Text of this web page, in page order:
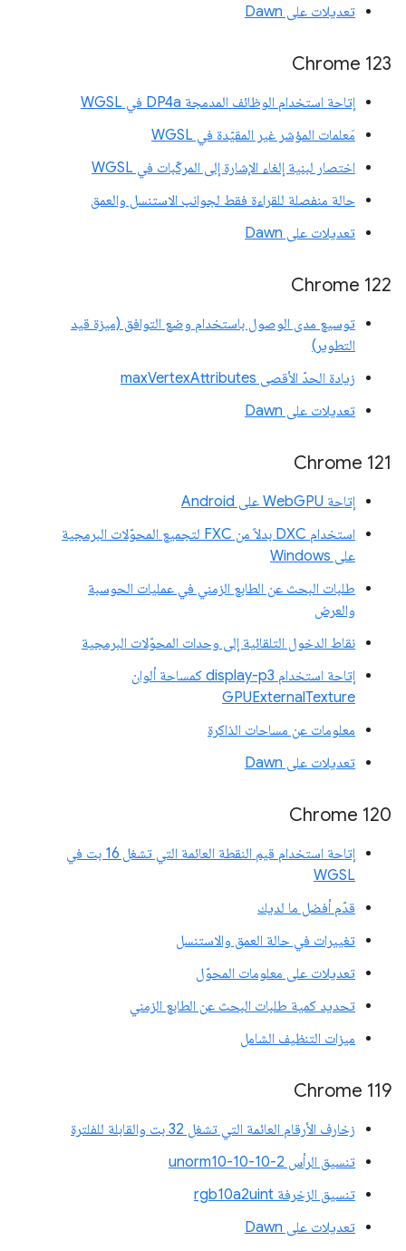
تعديلات على Dawn
Chrome 123
إتاحة استخدام الوظائف المدمجة DP4a في WGSL
مَعلمات المؤشر غير المقيّدة في WGSL
اختصار لبنية إلغاء الإشارة إلى المركّبات في WGSL
حالة منفصلة للقراءة فقط لجوانب الاستنسل والعمق
تعديلات على Dawn
Chrome 122
توسيع مدى الوصول باستخدام وضع التوافق (ميزة قيد
التطوير)
زيادة الحدّ الأقصى maxVertexAttributes
تعديلات على Dawn
Chrome 121
إتاحة WebGPU على Android
استخدام DXC بدلاً من FXC لتجميع المحوّلات البرمجية
على Windows
طلبات البحث عن الطابع الزمني في عمليات الحوسبة
والعرض
نقاط الدخول التلقائية إلى وحدات المحوّلات البرمجية
إتاحة استخدام display-p3 كمساحة ألوان
GPUExternalTexture
معلومات عن مساحات الذاكرة
تعديلات على Dawn
Chrome 120
إتاحة استخدام قيم النقطة العائمة التي تشغل 16 بت في
WGSL
قدّم أفضل ما لديك
تغييرات في حالة العمق والاستنسل
تعديلات على معلومات المحوّل
تحديد كمية طلبات البحث عن الطابع الزمني
ميزات التنظيف الشامل
Chrome 119
زخارف الأرقام العائمة التي تشغل 32 بت والقابلة للفلترة
تنسيق الرأس unorm10-10-10-2
تنسيق الزخرفة rgb10a2uint
تعديلات على Dawn